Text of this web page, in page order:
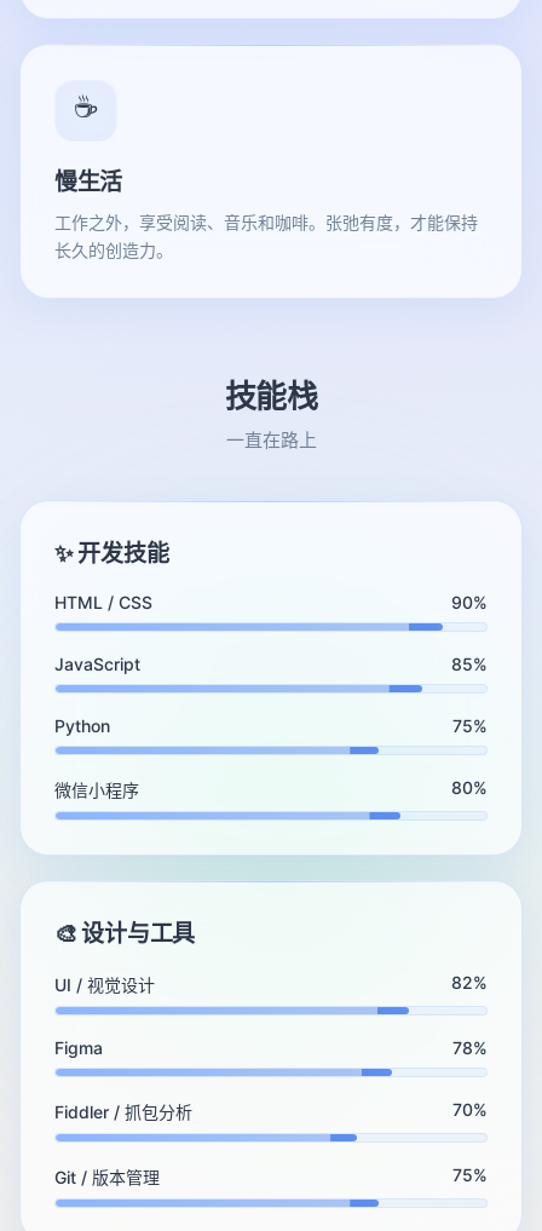
☕
慢生活
工作之外，享受阅读、音乐和咖啡。张弛有度，才能保持
长久的创造力。
技能栈
一直在路上
✨ 开发技能
HTML / CSS 90%
JavaScript 85%
Python 75%
微信小程序 80%
🎨 设计与工具
UI / 视觉设计 82%
Figma 78%
Fiddler / 抓包分析 70%
Git / 版本管理 75%